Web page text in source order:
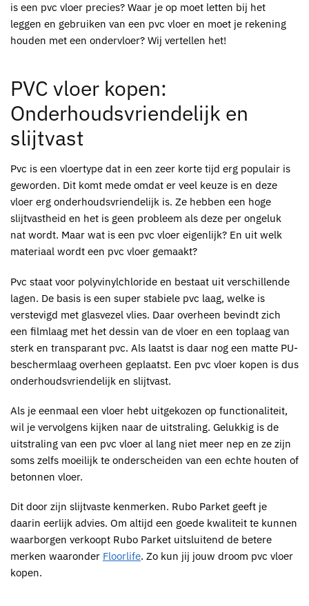
is een pvc vloer precies? Waar je op moet letten bij het
leggen en gebruiken van een pvc vloer en moet je rekening
houden met een ondervloer? Wij vertellen het!
PVC vloer kopen:
Onderhoudsvriendelijk en
slijtvast
Pvc is een vloertype dat in een zeer korte tijd erg populair is
geworden. Dit komt mede omdat er veel keuze is en deze
vloer erg onderhoudsvriendelijk is. Ze hebben een hoge
slijtvastheid en het is geen probleem als deze per ongeluk
nat wordt. Maar wat is een pvc vloer eigenlijk? En uit welk
materiaal wordt een pvc vloer gemaakt?
Pvc staat voor polyvinylchloride en bestaat uit verschillende
lagen. De basis is een super stabiele pvc laag, welke is
verstevigd met glasvezel vlies. Daar overheen bevindt zich
een filmlaag met het dessin van de vloer en een toplaag van
sterk en transparant pvc. Als laatst is daar nog een matte PU-
beschermlaag overheen geplaatst. Een pvc vloer kopen is dus
onderhoudsvriendelijk en slijtvast.
Als je eenmaal een vloer hebt uitgekozen op functionaliteit,
wil je vervolgens kijken naar de uitstraling. Gelukkig is de
uitstraling van een pvc vloer al lang niet meer nep en ze zijn
soms zelfs moeilijk te onderscheiden van een echte houten of
betonnen vloer.
Dit door zijn slijtvaste kenmerken. Rubo Parket geeft je
daarin eerlijk advies. Om altijd een goede kwaliteit te kunnen
waarborgen verkoopt Rubo Parket uitsluitend de betere
merken waaronder Floorlife. Zo kun jij jouw droom pvc vloer
kopen.